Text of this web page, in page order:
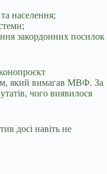
населення;
закордонних посилок
який вимагав МВФ. За
чого виявилося
досі навіть не